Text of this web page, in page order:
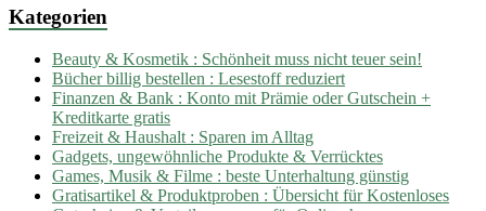
Kategorien
Beauty & Kosmetik : Schönheit muss nicht teuer sein!
Bücher billig bestellen : Lesestoff reduziert
Finanzen & Bank : Konto mit Prämie oder Gutschein +
Kreditkarte gratis
Freizeit & Haushalt : Sparen im Alltag
Gadgets, ungewöhnliche Produkte & Verrücktes
Games, Musik & Filme : beste Unterhaltung günstig
Gratisartikel & Produktproben : Übersicht für Kostenloses